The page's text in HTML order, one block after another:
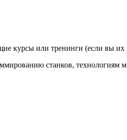
курсы или тренинги (если вы
станков, технологиям